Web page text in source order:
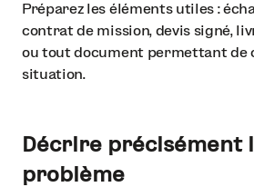
Préparez les éléments utiles :
contrat de mission, devis signé,
ou tout document permettant de
situation.
Décrire précisément
problème